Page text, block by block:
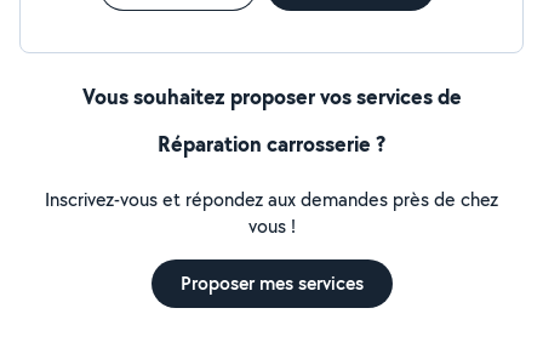
Vous souhaitez proposer vos services de
Réparation carrosserie ?
Inscrivez-vous et répondez aux demandes près de chez
vous !
Proposer mes services